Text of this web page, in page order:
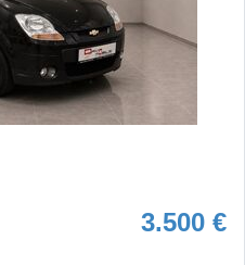
3.500 €